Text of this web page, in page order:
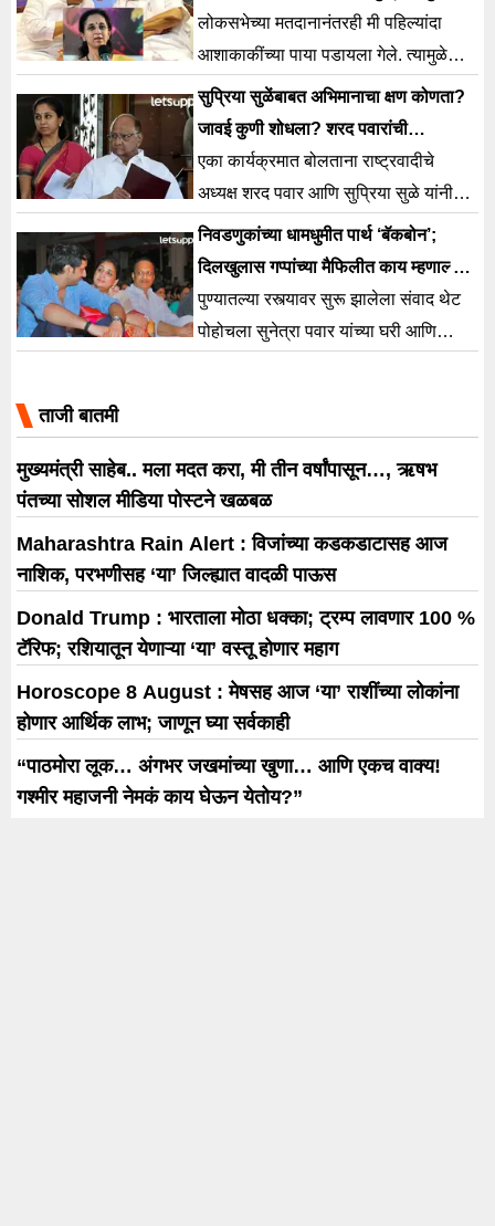
एकत्र […]
लोकसभेच्या मतदानानंतरही मी पहिल्यांदा
आशाकाकींच्या पाया पडायला गेले. त्यामुळे
वैयक्तिक आणि व्यावसायिक आयुष्यात
सुप्रिया सुळेंबाबत अभिमानाचा क्षण कोणता?
जावई कुणी शोधला? शरद पवारांची
अ’राजकीय उत्तर
एका कार्यक्रमात बोलताना राष्ट्रवादीचे
अध्यक्ष शरद पवार आणि सुप्रिया सुळे यांनी
आपल्या नात्यांसह राजकारणावर भाष्य केलं.
निवडणुकांच्या धामधुमीत पार्थ ‘बॅकबोन’;
दिलखुलास गप्पांच्या मैफिलीत काय म्हणाल्या
सुनेत्रा पवार?
पुण्यातल्या रस्त्यावर सुरू झालेला संवाद थेट
पोहोचला सुनेत्रा पवार यांच्या घरी आणि
ताजी बातमी
मुख्यमंत्री साहेब.. मला मदत करा, मी तीन वर्षांपासून…, ऋषभ
पंतच्या सोशल मीडिया पोस्टने खळबळ
Maharashtra Rain Alert : विजांच्या कडकडाटासह आज
नाशिक, परभणीसह ‘या’ जिल्ह्यात वादळी पाऊस
Donald Trump : भारताला मोठा धक्का; ट्रम्प लावणार 100 %
टॅरिफ; रशियातून येणाऱ्या ‘या’ वस्तू होणार महाग
Horoscope 8 August : मेषसह आज ‘या’ राशींच्या लोकांना
होणार आर्थिक लाभ; जाणून घ्या सर्वकाही
“पाठमोरा लूक… अंगभर जखमांच्या खुणा… आणि एकच वाक्य!
गश्मीर महाजनी नेमकं काय घेऊन येतोय?”